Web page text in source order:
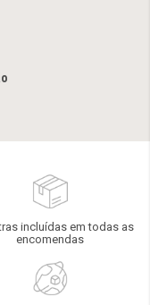
incluídas em todas as
encomendas